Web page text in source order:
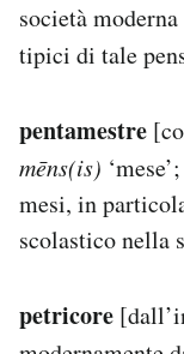
società
tipici di tale
pentamestre
mēns(is)
mesi, in
scolastico nella
petricore